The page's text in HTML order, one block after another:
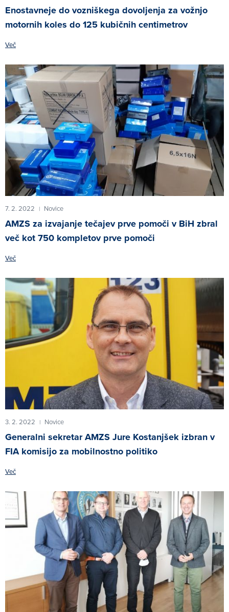
Enostavneje do vozniškega dovoljenja za vožnjo
motornih koles do 125 kubičnih centimetrov
Več
7. 2. 2022 | Novice
AMZS za izvajanje tečajev prve pomoči v BiH zbral
več kot 750 kompletov prve pomoči
Več
3. 2. 2022 | Novice
Generalni sekretar AMZS Jure Kostanjšek izbran v
FIA komisijo za mobilnostno politiko
Več